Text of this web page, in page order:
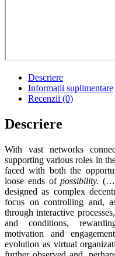
Descriere
Informații suplimentare
Recenzii (0)
Descriere
With vast networks
supporting various roles in
faced with both the
loose ends of possibility.
designed as complex
focus on controlling and,
through interactive
and conditions,
motivation and
evolution as virtual